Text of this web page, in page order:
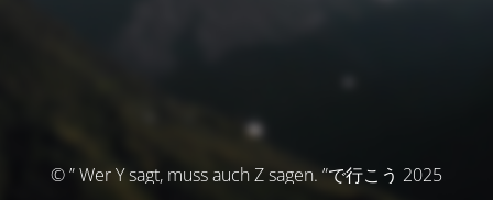
© ” Wer Y sagt, muss auch Z sagen. ”で行こう 2025